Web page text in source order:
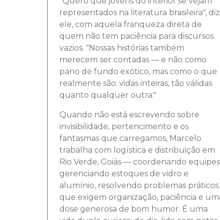
representados na literatura brasileira", diz
ele, com aquela franqueza direta de
quem não tem paciência para discursos
vazios. "Nossas histórias também
merecem ser contadas — e não como
pano de fundo exótico, mas como o que
realmente são: vidas inteiras, tão válidas
quanto qualquer outra."
Quando não está escrevendo sobre
invisibilidade, pertencimento e os
fantasmas que carregamos, Marcelo
trabalha com logística e distribuição em
Rio Verde, Goiás — coordenando
gerenciando estoques de vidro e
alumínio, resolvendo problemas práticos
que exigem organização, paciência e
dose generosa de bom humor. É uma